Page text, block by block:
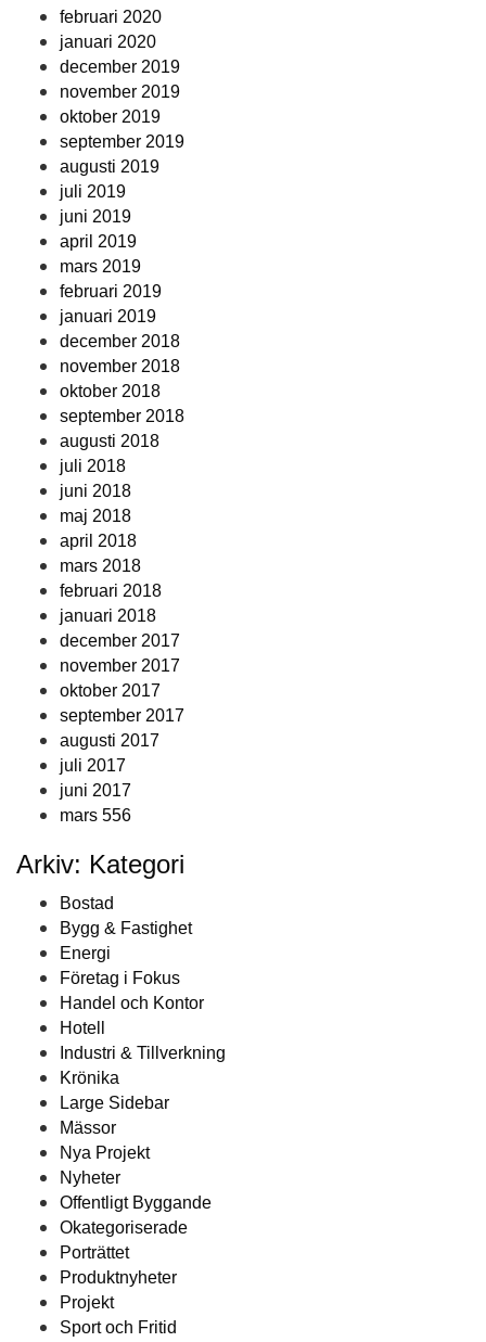
februari 2020
januari 2020
december 2019
november 2019
oktober 2019
september 2019
augusti 2019
juli 2019
juni 2019
april 2019
mars 2019
februari 2019
januari 2019
december 2018
november 2018
oktober 2018
september 2018
augusti 2018
juli 2018
juni 2018
maj 2018
april 2018
mars 2018
februari 2018
januari 2018
december 2017
november 2017
oktober 2017
september 2017
augusti 2017
juli 2017
juni 2017
mars 556
Arkiv: Kategori
Bostad
Bygg & Fastighet
Energi
Företag i Fokus
Handel och Kontor
Hotell
Industri & Tillverkning
Krönika
Large Sidebar
Mässor
Nya Projekt
Nyheter
Offentligt Byggande
Okategoriserade
Porträttet
Produktnyheter
Projekt
Sport och Fritid